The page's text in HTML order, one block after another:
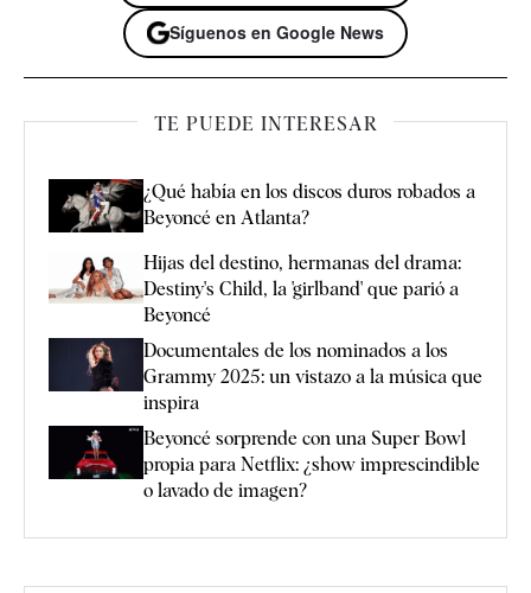
Síguenos en Google News
TE PUEDE INTERESAR
¿Qué había en los discos duros robados a
Beyoncé en Atlanta?
Hijas del destino, hermanas del drama:
Destiny's Child, la 'girlband' que parió a
Beyoncé
Documentales de los nominados a los
Grammy 2025: un vistazo a la música que
inspira
Beyoncé sorprende con una Super Bowl
propia para Netflix: ¿show imprescindible
o lavado de imagen?